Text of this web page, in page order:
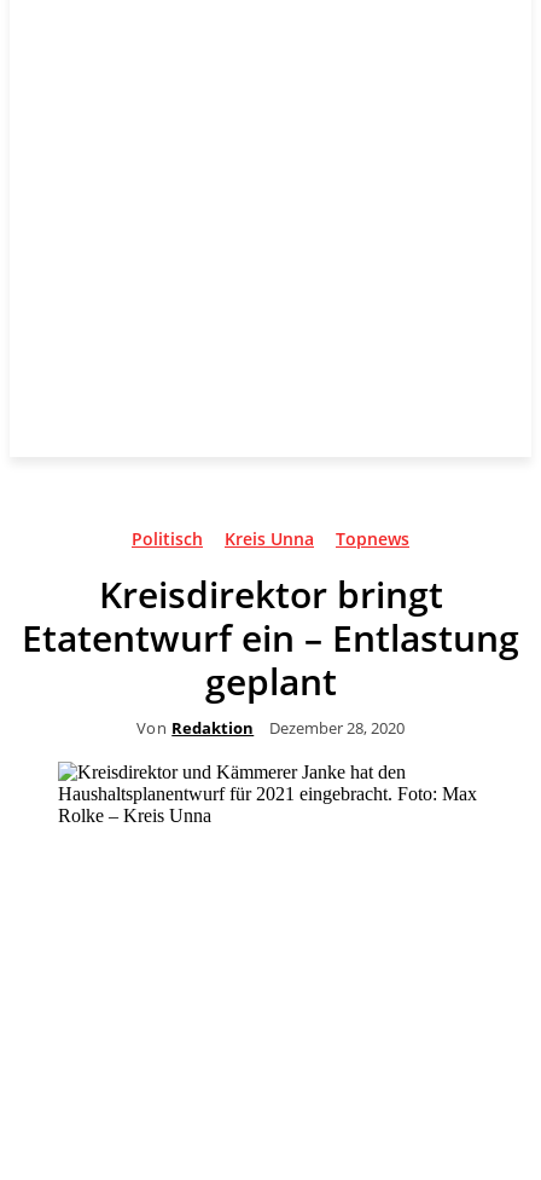
Politisch Kreis Unna Topnews
Kreisdirektor bringt
Etatentwurf ein – Entlastung
geplant
Von Redaktion Dezember 28, 2020